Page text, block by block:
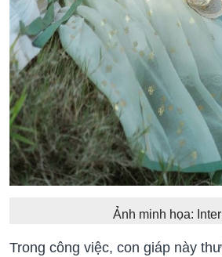
Ảnh minh họa:
Trong công việc, con giáp này